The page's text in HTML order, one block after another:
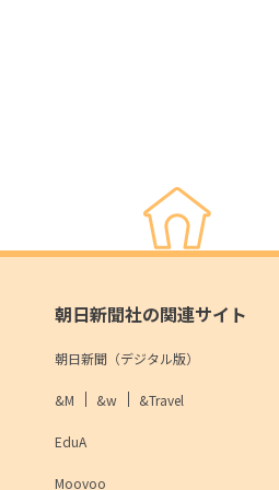
朝日新聞社の関連サイト
朝日新聞（デジタル版）
&M &w &Travel
EduA
Moovoo